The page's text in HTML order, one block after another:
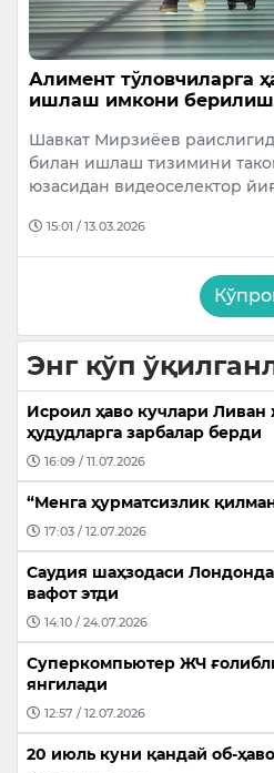
Алимент тўловчиларга
ишлаш имкони
Шавкат Мирзиёев
билан ишлаш тизимини
юзасидан видеоселектор
15:01 / 13.03.2026
Энг кўп
Исроил ҳаво кучлари Ливан
ҳудудларга зарбалар берди
16:09 / 11.07.2026
“Менга ҳурматсизлик
17:03 / 12.07.2026
Саудия шаҳзодаси
вафот этди
14:10 / 24.07.2026
Суперкомпьютер ЖЧ
янгилади
12:57 / 12.07.2026
20 июль куни қандай об-